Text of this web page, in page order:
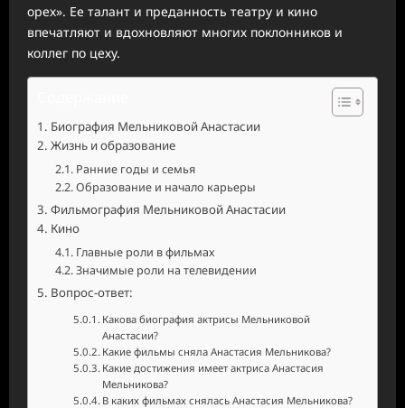
орех». Ее талант и преданность театру и кино
впечатляют и вдохновляют многих поклонников и
коллег по цеху.
Биография Мельниковой Анастасии
Жизнь и образование
Ранние годы и семья
Образование и начало карьеры
Фильмография Мельниковой Анастасии
Кино
Главные роли в фильмах
Значимые роли на телевидении
Вопрос-ответ:
Какова биография актрисы Мельниковой
Анастасии?
Какие фильмы сняла Анастасия Мельникова?
Какие достижения имеет актриса Анастасия
Мельникова?
В каких фильмах снялась Анастасия Мельникова?